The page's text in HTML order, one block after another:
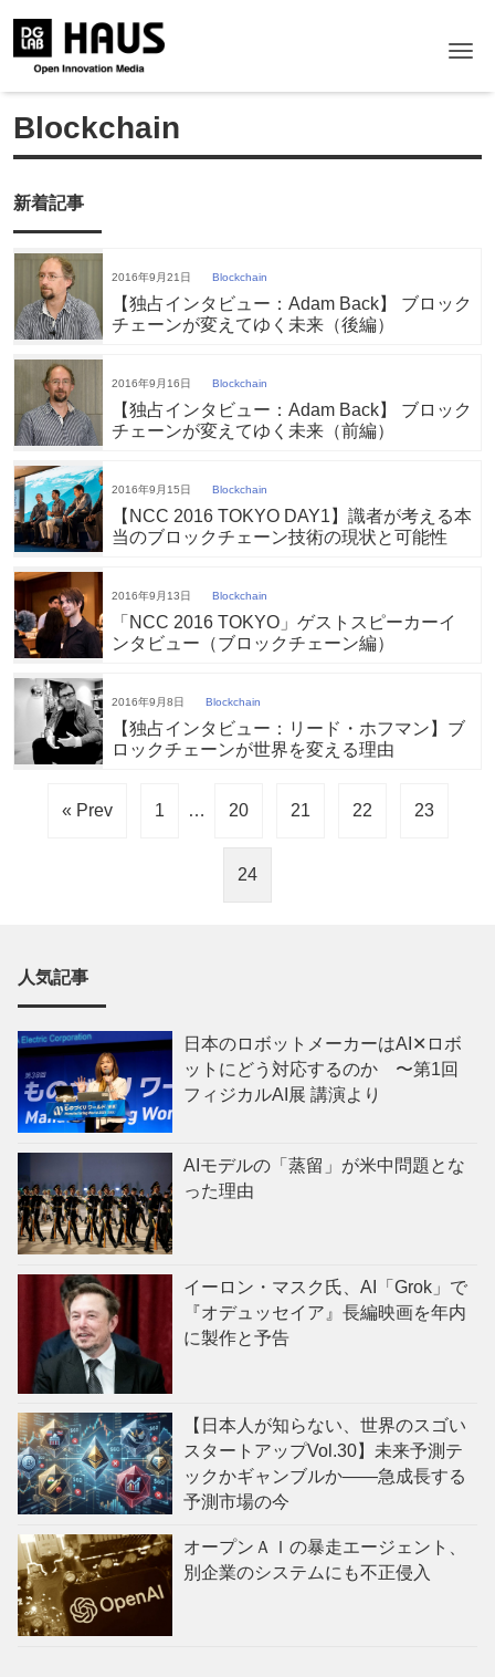
Blockchain
新着記事
2016年9月21日 Blockchain
【独占インタビュー：Adam Back】 ブロック
チェーンが変えてゆく未来（後編）
2016年9月16日 Blockchain
【独占インタビュー：Adam Back】 ブロック
チェーンが変えてゆく未来（前編）
2016年9月15日 Blockchain
【NCC 2016 TOKYO DAY1】識者が考える本
当のブロックチェーン技術の現状と可能性
2016年9月13日 Blockchain
「NCC 2016 TOKYO」ゲストスピーカーイ
ンタビュー（ブロックチェーン編）
2016年9月8日 Blockchain
【独占インタビュー：リード・ホフマン】ブ
ロックチェーンが世界を変える理由
« Prev 1 … 20 21 22 23
24
人気記事
日本のロボットメーカーはAI✕ロボ
ットにどう対応するのか 〜第1回
フィジカルAI展 講演より
AIモデルの「蒸留」が米中問題とな
った理由
イーロン・マスク氏、AI「Grok」で
『オデュッセイア』長編映画を年内
に製作と予告
【日本人が知らない、世界のスゴい
スタートアップVol.30】未来予測テ
ックかギャンブルか——急成長する
予測市場の今
オープンＡＩの暴走エージェント、
別企業のシステムにも不正侵入